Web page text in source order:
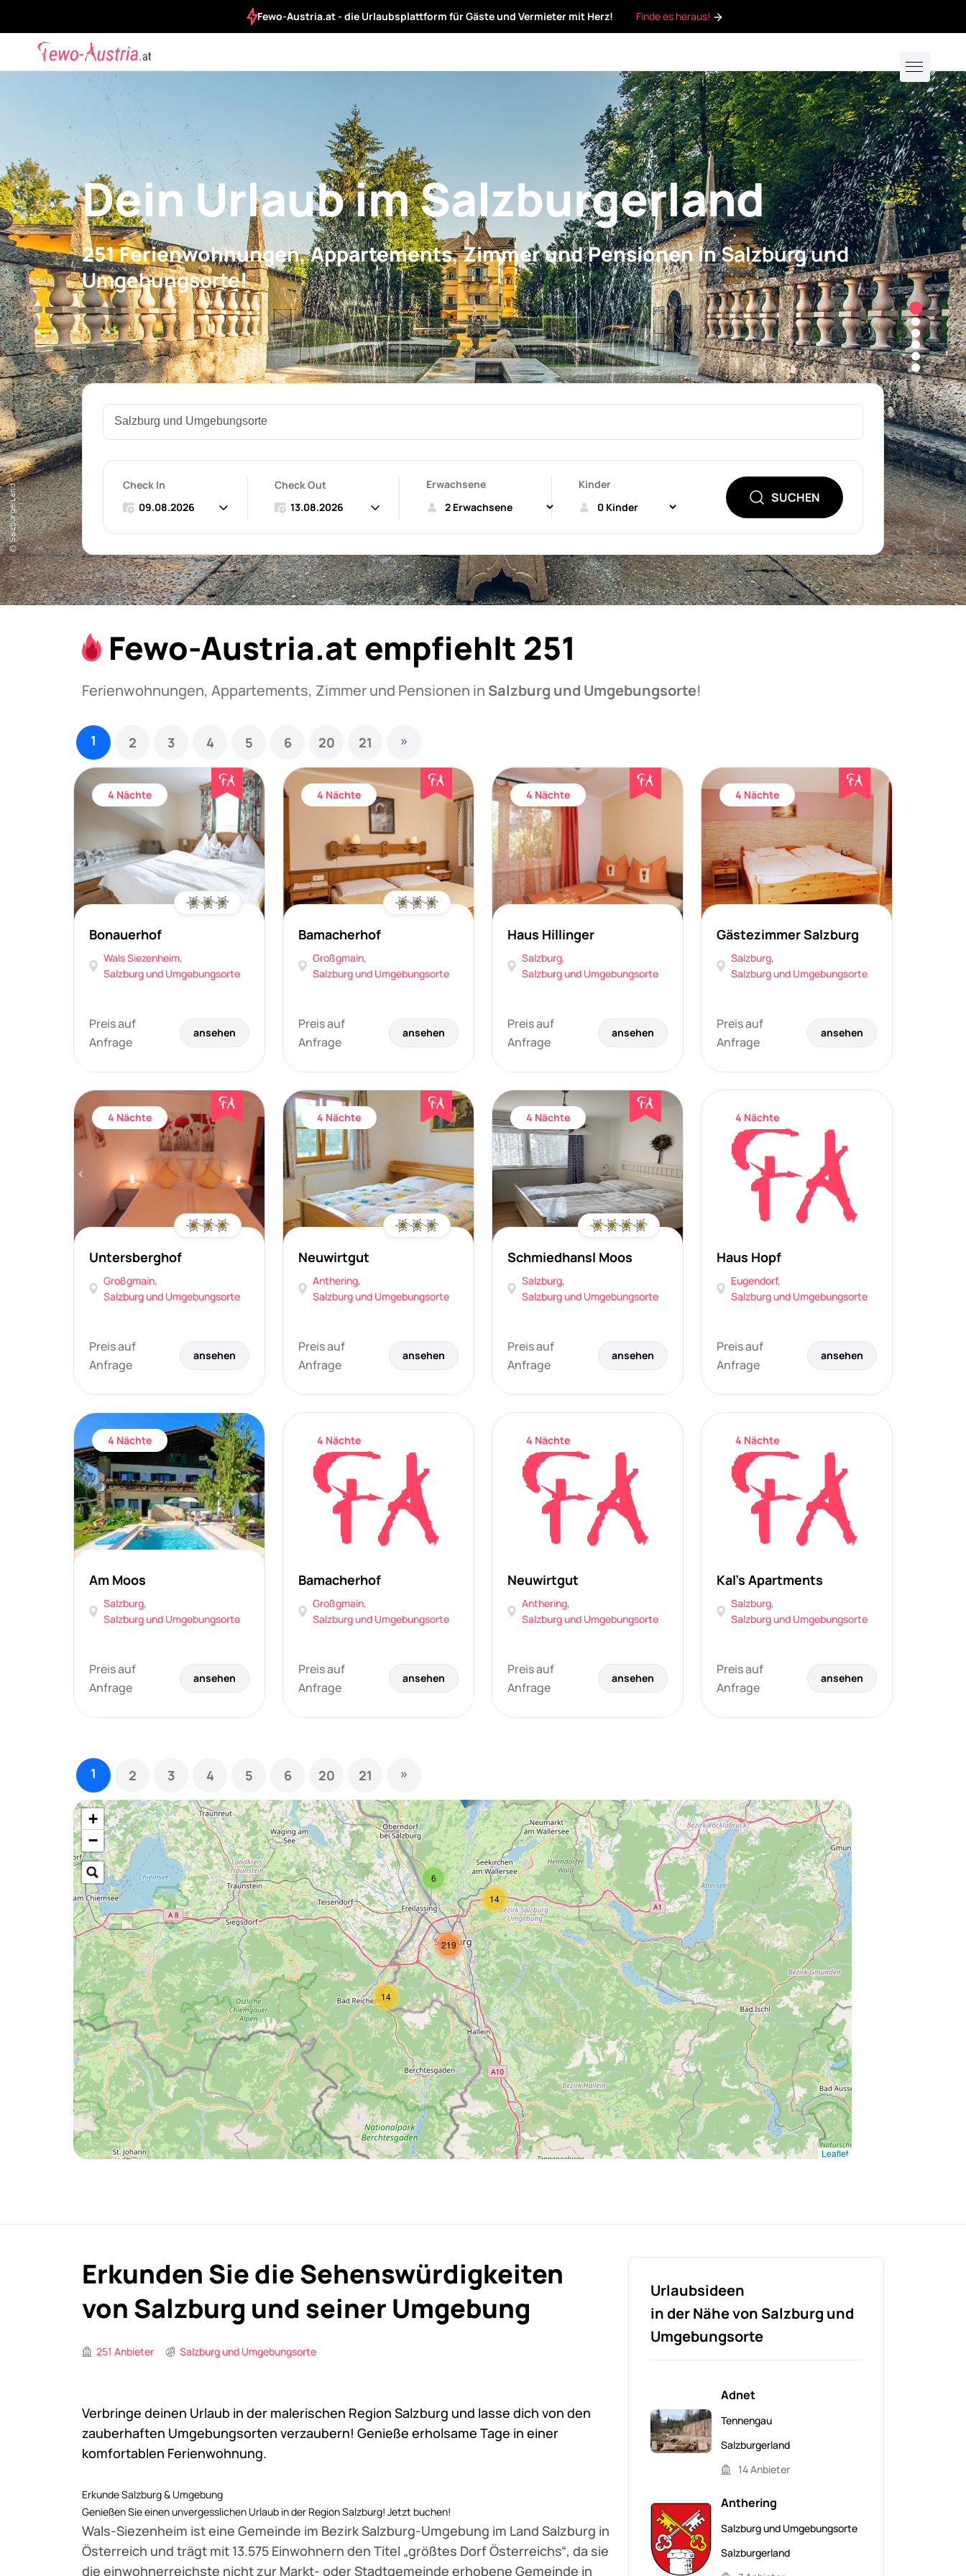
Fewo-Austria.at - die Urlaubsplattform für Gäste und Vermieter mit Herz! Finde es heraus!
Dein Urlaub im Salzburgerland
251 Ferienwohnungen, Appartements, Zimmer und Pensionen inSalzburg und
Umgebungsorte!
Check In Check Out Erwachsene Kinder
SUCHEN
Fewo-Austria.at empfiehlt 251
Ferienwohnungen, Appartements, Zimmer und Pensionen in Salzburg und Umgebungsorte!
1 2 3 4 5 6 20 21 »
4 Nächte
Bonauerhof
Wals Siezenheim,
Salzburg und Umgebungsorte
Preis auf
Anfrage
ansehen
4 Nächte
Bamacherhof
Großgmain,
Salzburg und Umgebungsorte
Preis auf
Anfrage
ansehen
4 Nächte
Haus Hillinger
Salzburg,
Salzburg und Umgebungsorte
Preis auf
Anfrage
ansehen
4 Nächte
Gästezimmer Salzburg
Salzburg,
Salzburg und Umgebungsorte
Preis auf
Anfrage
ansehen
4 Nächte
Untersberghof
Großgmain,
Salzburg und Umgebungsorte
Preis auf
Anfrage
ansehen
4 Nächte
Neuwirtgut
Anthering,
Salzburg und Umgebungsorte
Preis auf
Anfrage
ansehen
4 Nächte
Schmiedhansl Moos
Salzburg,
Salzburg und Umgebungsorte
Preis auf
Anfrage
ansehen
4 Nächte
Haus Hopf
Eugendorf,
Salzburg und Umgebungsorte
Preis auf
Anfrage
ansehen
4 Nächte
Am Moos
Salzburg,
Salzburg und Umgebungsorte
Preis auf
Anfrage
ansehen
4 Nächte
Bamacherhof
Großgmain,
Salzburg und Umgebungsorte
Preis auf
Anfrage
ansehen
4 Nächte
Neuwirtgut
Anthering,
Salzburg und Umgebungsorte
Preis auf
Anfrage
ansehen
4 Nächte
Kal's Apartments
Salzburg,
Salzburg und Umgebungsorte
Preis auf
Anfrage
ansehen
1 2 3 4 5 6 20 21 »
14
6
14
219
+
−
Leaflet
Erkunden Sie die Sehenswürdigkeiten
von Salzburg und seiner Umgebung
251 Anbieter Salzburg und Umgebungsorte
Verbringe deinen Urlaub in der malerischen Region Salzburg und lasse dich von den
zauberhaften Umgebungsorten verzaubern! Genieße erholsame Tage in einer
komfortablen Ferienwohnung.
Erkunde Salzburg & Umgebung
Genießen Sie einen unvergesslichen Urlaub in der Region Salzburg! Jetzt buchen!
Wals-Siezenheim ist eine Gemeinde im Bezirk Salzburg-Umgebung im Land Salzburg in
Österreich und trägt mit 13.575 Einwohnern den Titel „größtes Dorf Österreichs“, da sie
die einwohnerreichste nicht zur Markt- oder Stadtgemeinde erhobene Gemeinde in
Urlaubsideen
in der Nähe von Salzburg und
Umgebungsorte
Adnet
Tennengau
Salzburgerland
14 Anbieter
Anthering
Salzburg und Umgebungsorte
Salzburgerland